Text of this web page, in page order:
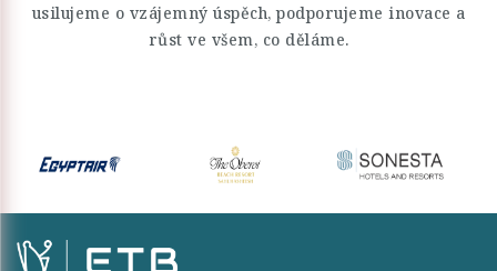
usilujeme o vzájemný úspěch, podporujeme inovace a
růst ve všem, co děláme.